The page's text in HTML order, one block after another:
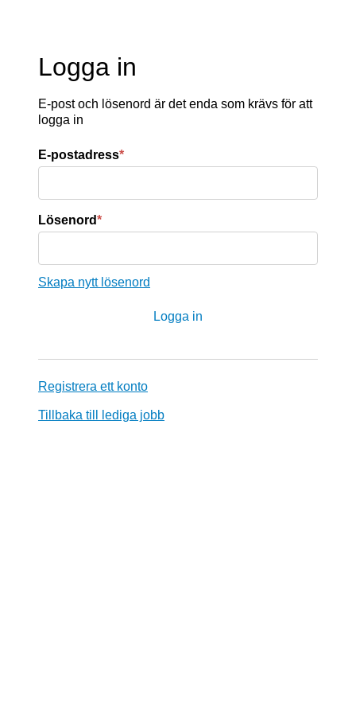
Logga in
E-post och lösenord är det enda som krävs för att
logga in
E-postadress*
Lösenord*
Skapa nytt lösenord
Registrera ett konto
Tillbaka till lediga jobb